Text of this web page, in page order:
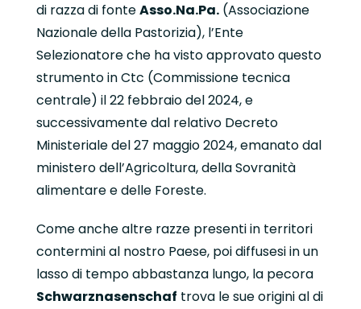
di razza di fonteAsso.Na.Pa.(Associazione
Nazionale della Pastorizia), l’Ente
Selezionatore che ha visto approvato questo
strumento in Ctc (Commissione tecnica
centrale) il 22 febbraio del 2024, e
successivamente dal relativo Decreto
Ministeriale del 27 maggio 2024, emanato dal
ministero dell’Agricoltura, della Sovranità
alimentare e delle Foreste.
Come anche altre razze presenti in territori
contermini al nostro Paese, poi diffusesi in un
lasso di tempo abbastanza lungo, la pecora
Schwarznasenschaf trova le sue origini al di